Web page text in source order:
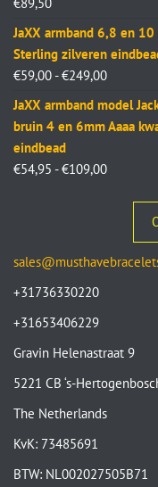
JaXX armband 6,8 en
Sterling zilveren
€59,00 - €249,00
JaXX armband model
bruin 4 en 6mm Aaaa
eindbead
€54,95 - €109,00
+31736330220
+31653406229
Gravin Helenastraat 9
5221 CB ‘s-
The Netherlands
KvK: 73485691
BTW: NL002027505B71